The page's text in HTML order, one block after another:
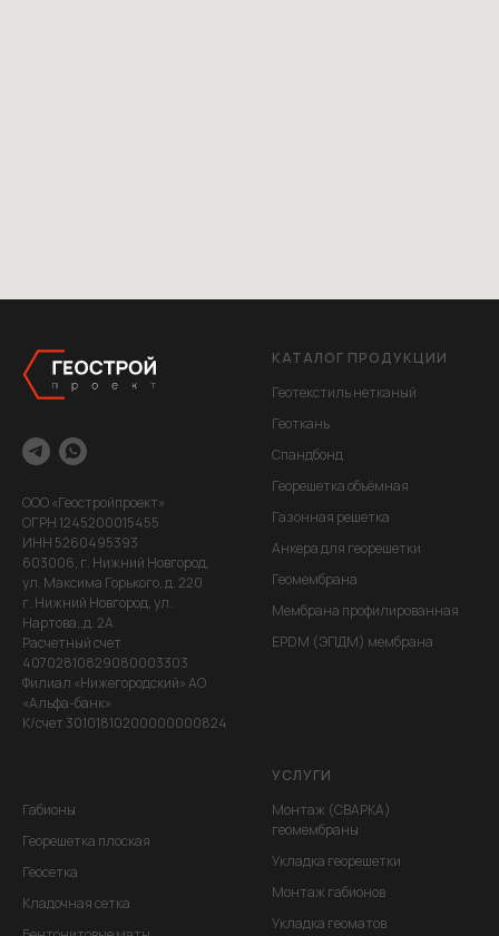
ООО «Геостройпроект»
ОГРН 1245200015455
ИНН 5260495393
603006, г. Нижний Новгород,
ул. Максима Горького, д. 220
г. Нижний Новгород, ул.
Нартова,,д. 2А
Расчетный счет
40702810829080003303
Филиал «Нижегородский» АО
«Альфа-банк»
К/счет 30101810200000000824
КАТАЛОГ ПРОДУКЦИИ
Геотекстиль нетканый
Геоткань
Спандбонд
Георешетка объёмная
Газонная решетка
Анкера для георешетки
Геомембрана
Мембрана профилированная
EPDM (ЭПДМ) мембрана
Габионы
Георешетка плоская
Геосетка
Кладочная сетка
УСЛУГИ
Монтаж (СВАРКА)
геомембраны
Укладка георешетки
Монтаж габионов
Укладка геоматов